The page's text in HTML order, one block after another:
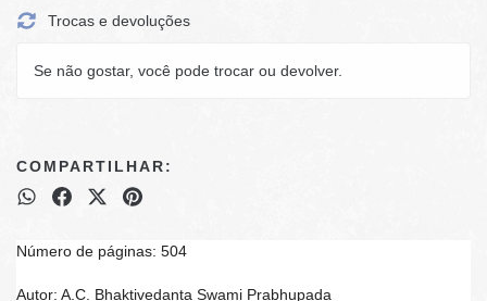
Trocas e devoluções
Se não gostar, você pode trocar ou devolver.
COMPARTILHAR:
Número de páginas: 504
Autor: A.C. Bhaktivedanta Swami Prabhupada